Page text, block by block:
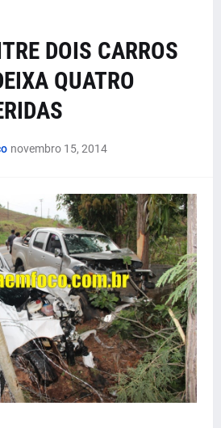
DOIS CARROS
QUATRO
novembro 15, 2014